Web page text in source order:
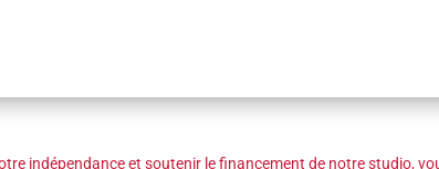
indépendance et soutenir le financement de notre studio,